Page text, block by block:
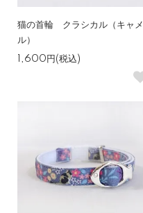
猫の首輪 クラシカル（キャメ
ル）
1,600円(税込)